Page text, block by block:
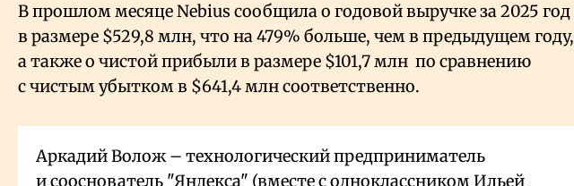
В прошлом месяце Nebius сообщила о годовой выручке за 2025 год
в размере $529,8 млн, что на 479% больше, чем в предыдущем году,
а также о чистой прибыли в размере $101,7 млн ​​ по сравнению
с чистым убытком в $641,4 млн соответственно.
Аркадий Волож – технологический предприниматель
и сооснователь "Яндекса" (вместе с одноклассником Ильей